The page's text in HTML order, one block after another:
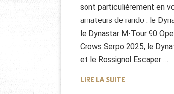
sont particulièrement en
amateurs de rando : le
le Dynastar M-Tour 90
Crows Serpo 2025, le
et le Rossignol Escaper …
LIRE LA SUITEQUEL EST LE